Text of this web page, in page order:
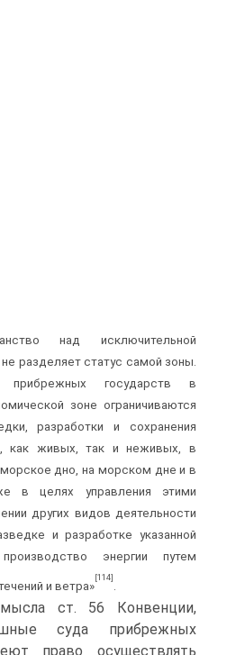
над исключительной
разделяет статус самой зоны.
прибрежных государств в
зоне ограничиваются
разработки и сохранения
как живых, так и неживых, в
дно, на морском дне и в
в целях управления этими
других видов деятельности
и разработке указанной
энергии путем
и ветра»
[114]
ст. 56 Конвенции,
суда прибрежных
право осуществлять